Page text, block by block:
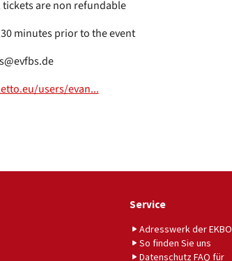
tickets are non refundable
minutes prior to the event
users/evan...
Service
Adresswerk der EKBO
So finden Sie uns
Datenschutz FAQ für